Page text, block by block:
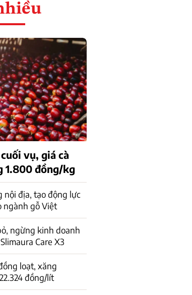
vụ, giá cà
1.800 đồng/kg
địa, tạo động lực
ngành gỗ Việt
ngừng kinh doanh
Care X3
loạt, xăng
đồng/lít